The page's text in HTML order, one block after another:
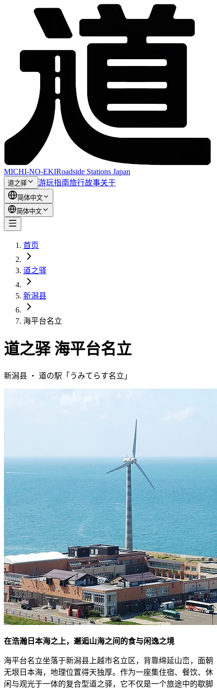
MICHI-NO-EKIRoadside Stations Japan
道之驿 游玩指南旅行故事关于
简体中文
简体中文
首页
道之驿
新潟县
海平台名立
道之驿 海平台名立
新潟县 ・ 道の駅「 うみてらす名立 」
在浩瀚日本海之上，邂逅山海之间的食与闲逸之境
海平台名立坐落于新潟县上越市名立区，背靠绵延山峦，面朝
无垠日本海，地理位置得天独厚。作为一座集住宿、餐饮、休
闲与观光于一体的复合型道之驿，它不仅是一个旅途中的歇脚